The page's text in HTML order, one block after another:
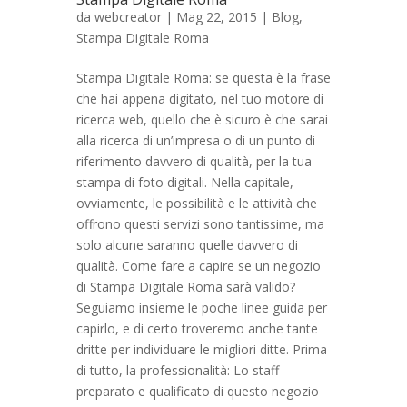
da webcreator | Mag 22, 2015 | Blog,
Stampa Digitale Roma
Stampa Digitale Roma: se questa è la frase
che hai appena digitato, nel tuo motore di
ricerca web, quello che è sicuro è che sarai
alla ricerca di un’impresa o di un punto di
riferimento davvero di qualità, per la tua
stampa di foto digitali. Nella capitale,
ovviamente, le possibilità e le attività che
offrono questi servizi sono tantissime, ma
solo alcune saranno quelle davvero di
qualità. Come fare a capire se un negozio
di Stampa Digitale Roma sarà valido?
Seguiamo insieme le poche linee guida per
capirlo, e di certo troveremo anche tante
dritte per individuare le migliori ditte. Prima
di tutto, la professionalità: Lo staff
preparato e qualificato di questo negozio